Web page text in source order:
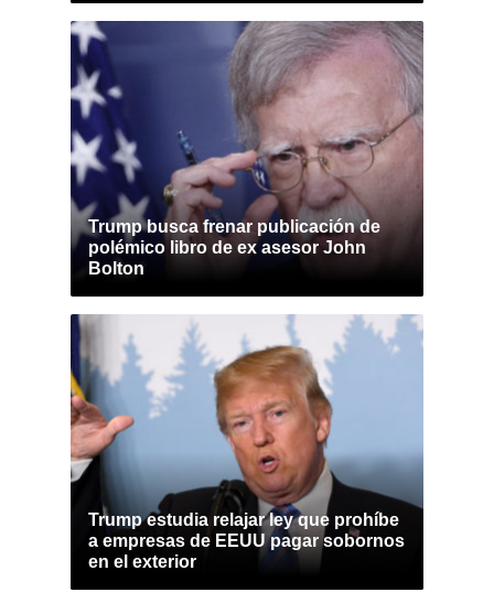
Trump busca frenar publicación de
polémico libro de ex asesor John
Bolton
Trump estudia relajar ley que prohíbe
a empresas de EEUU pagar sobornos
en el exterior